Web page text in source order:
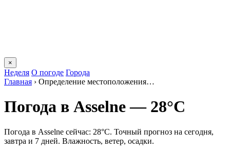
×
Неделя О погоде Города
Главная › Определение местоположения…
Погода в Asselnе — 28°C
Погода в Asselnе сейчас: 28°C. Точный прогноз на сегодня,
завтра и 7 дней. Влажность, ветер, осадки.